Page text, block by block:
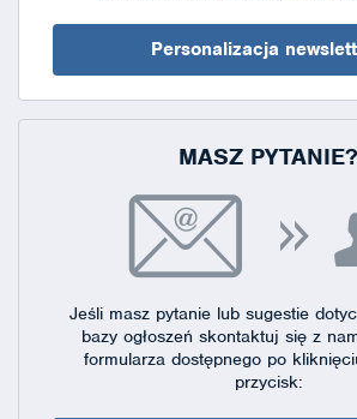
Personalizacja
MASZ PYTANIE?
Jeśli masz pytanie lub sugestie
bazy ogłoszeń skontaktuj się z
formularza dostępnegopo
przycisk: